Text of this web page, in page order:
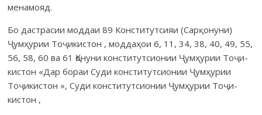
менамояд.
Бо дастрасии моддаи 89 Конс­титутсияи (Сарқонуни)
Ҷумҳурии Тоҷи­кистон , моддаҳои 6, 11, 34, 38, 40, 49, 55,
56, 58, 60 ва 61 Қонуни конститут­сионии Ҷумҳурии Тоҷи­
кистон «Дар бораи Суди конститут­сионии Ҷумҳурии
Тоҷи­кистон », Суди консти­­тут­сио­нии Ҷумҳурии Тоҷи­
кистон ,